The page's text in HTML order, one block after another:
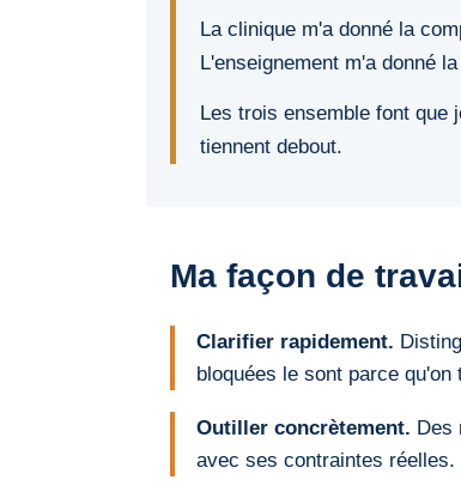
La clinique m'a donné la
L'enseignement m'a donné
Les trois ensemble font que
tiennent debout.
Ma façon de
Clarifier rapidement.
bloquées le sont parce
Outiller concrètement. Des
avec ses contraintes réelles.